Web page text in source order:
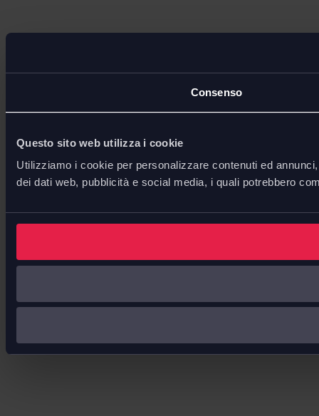
Consenso
Questo sito web utilizza i cookie
Utilizziamo i cookie per personalizzare contenuti ed
dei dati web, pubblicità e social media, i quali potrebbero